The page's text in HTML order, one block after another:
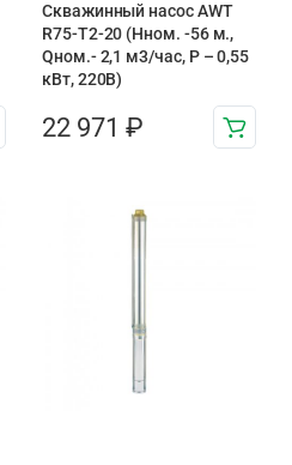
Скважинный насос AWT
R75-T2-20 (Нном. -56 м.,
Qном.- 2,1 м3/час, Р – 0,55
кВт, 220В)
22 971 ₽